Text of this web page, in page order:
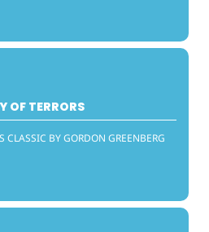
OF TERRORS
CLASSIC BY GORDON GREENBERG